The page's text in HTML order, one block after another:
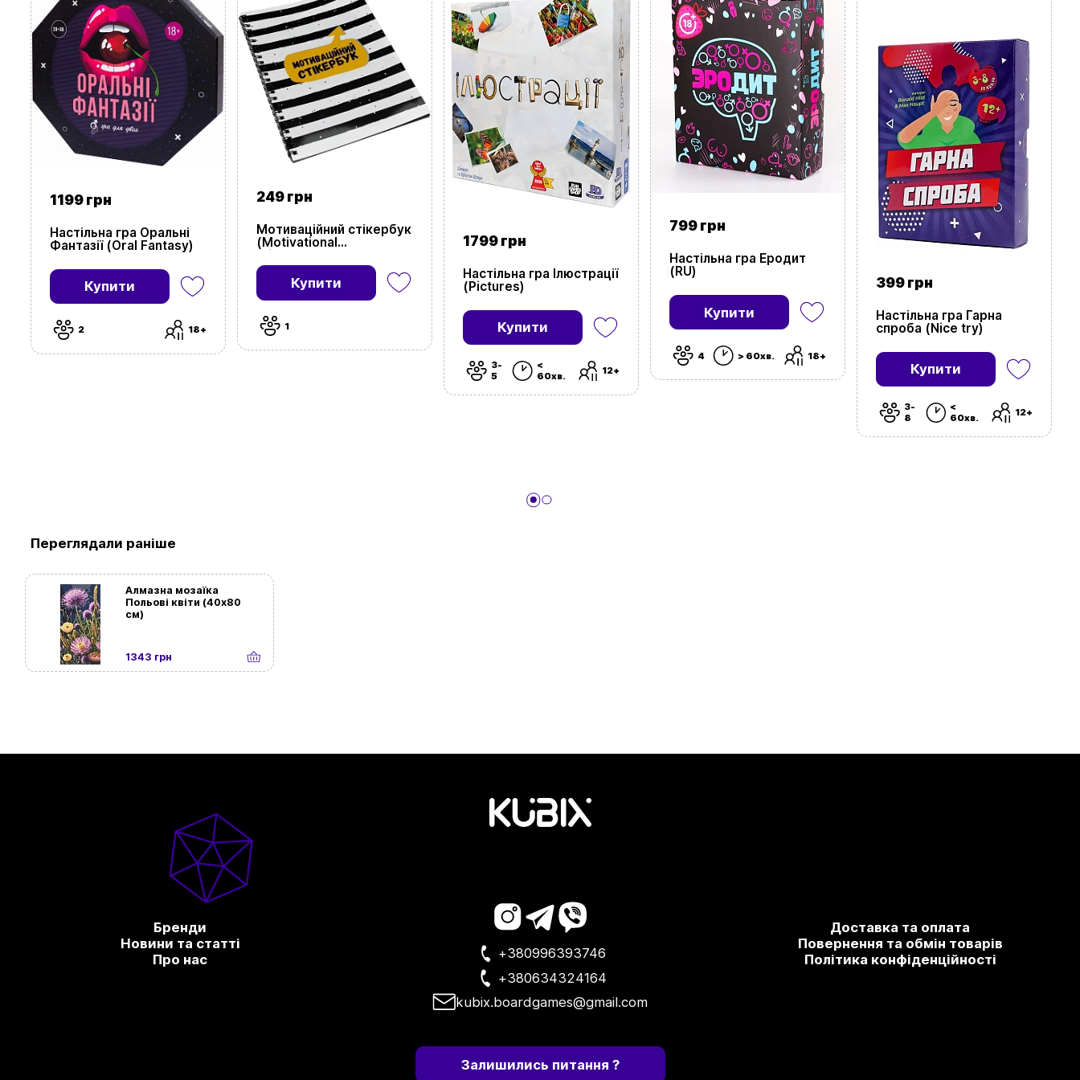
1199 грн
Настільна гра Оральні
Фантазії (Oral Fantasy)
Купити
2 18+
249 грн
Мотиваційний стікербук
(Motivational
stickerbook)
Купити
1
1799 грн
Настільна гра Ілюстрації
(Pictures)
Купити
3-
5
<
60хв.
12+
799 грн
Настільна гра Еродит
(RU)
Купити
4 > 60хв. 18+
399 грн
Настільна гра Гарна
спроба (Nice try)
Купити
3-
8
<
60хв.
12+
Переглядали раніше
Алмазна мозаїка
Польові квіти (40х80
см)
1343 грн
Бренди
Новини та статті
Про нас
+380996393746
+380634324164
kubix.boardgames@gmail.com
Залишились питання ?
Доставка та оплата
Повернення та обмін товарів
Політика конфіденційності
Замовити дзвінок
kubix.boardgames@gmail.com
Мова сайту: